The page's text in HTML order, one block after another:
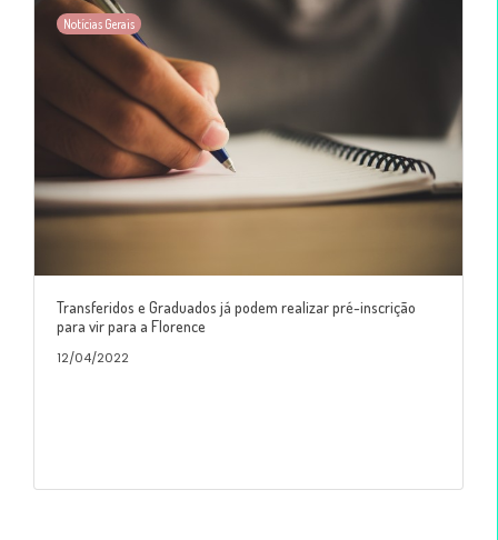
Notícias Gerais
Transferidos e Graduados já podem realizar pré-inscrição
para vir para a Florence
12/04/2022